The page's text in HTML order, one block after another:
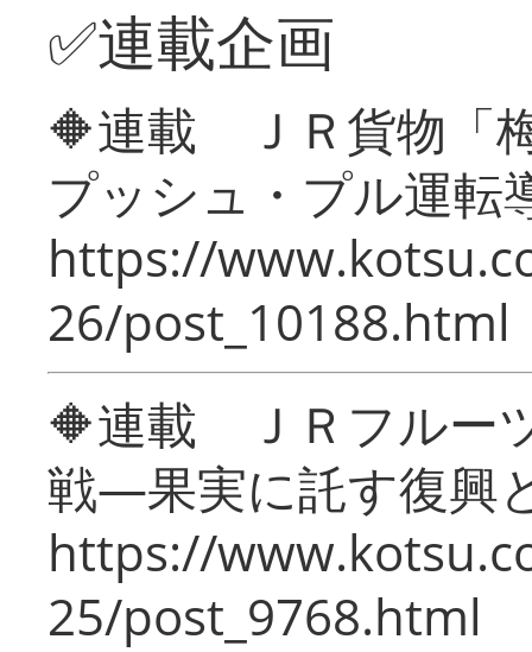
✅連載企画
🔶連載 ＪＲ貨物「
プッシュ・プル運転
https://
26/post_10188.html
🔶連載 ＪＲフルー
戦―果実に託す復興
https://
25/post_9768.html